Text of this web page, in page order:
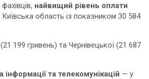
найвищий рівень оплати
область із показником 30 584
199 гривень) та Чернівецької (21 687
та телекомунікацій — у